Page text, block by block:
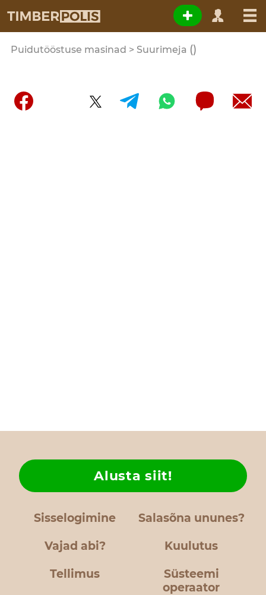
Puidutööstuse masinad > Suurimeja ()
Sisselogimine Salasõna ununes?
Vajad abi?
Alusta siit!
Kuulutus
Tellimus
Süsteemi
operaator